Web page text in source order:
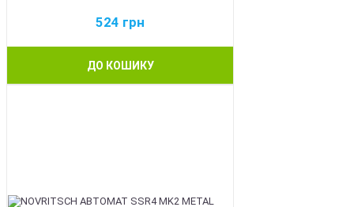
524 грн
ДО КОШИКУ